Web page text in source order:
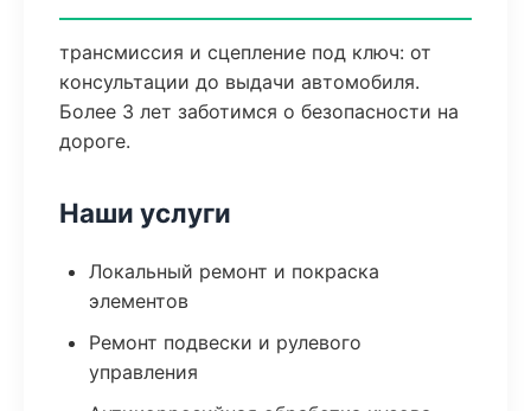
трансмиссия и сцепление под ключ: от
консультации до выдачи автомобиля.
Более 3 лет заботимся о безопасности на
дороге.
Наши услуги
Локальный ремонт и покраска
элементов
Ремонт подвески и рулевого
управления